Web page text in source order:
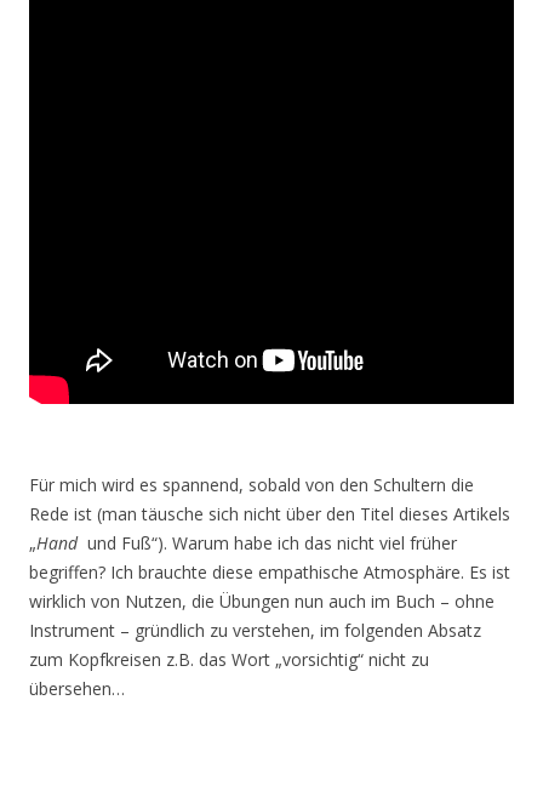
Für mich wird es spannend, sobald von den Schultern die
Rede ist (man täusche sich nicht über den Titel dieses Artikels
„Hand und Fuß“). Warum habe ich das nicht viel früher
begriffen? Ich brauchte diese empathische Atmosphäre. Es ist
wirklich von Nutzen, die Übungen nun auch im Buch – ohne
Instrument – gründlich zu verstehen, im folgenden Absatz
zum Kopfkreisen z.B. das Wort „vorsichtig“ nicht zu
übersehen…